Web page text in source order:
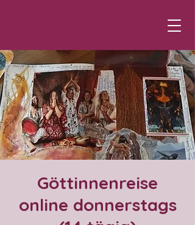
Göttinnenreise
online donnerstags